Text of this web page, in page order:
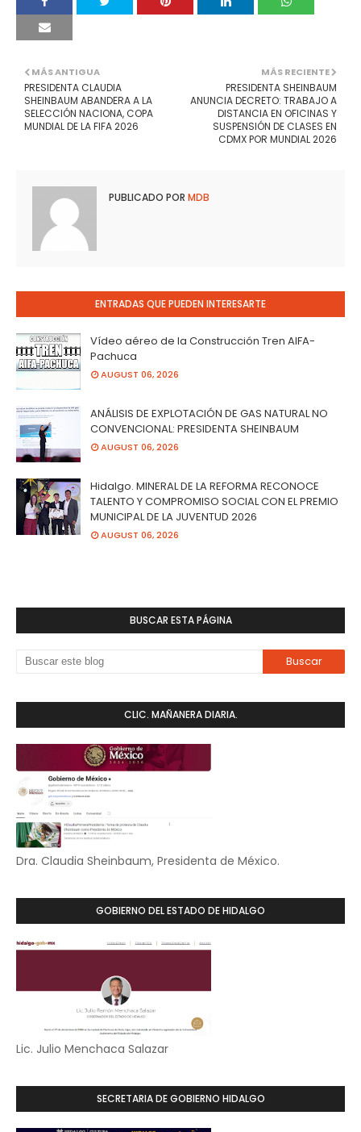
MÁS RECIENTE
PRESIDENTA SHEINBAUM
ANUNCIA DECRETO: TRABAJO A
DISTANCIA EN OFICINAS Y
SUSPENSIÓN DE CLASES EN
CDMX POR MUNDIAL 2026
MÁS ANTIGUA
PRESIDENTA CLAUDIA
SHEINBAUM ABANDERA A LA
SELECCIÓN NACIONA, COPA
MUNDIAL DE LA FIFA 2026
PUBLICADO POR MDB
ENTRADAS QUE PUEDEN INTERESARTE
Vídeo aéreo de la Construcción Tren AIFA-
Pachuca
AUGUST 06, 2026
ANÁLISIS DE EXPLOTACIÓN DE GAS NATURAL NO
CONVENCIONAL: PRESIDENTA SHEINBAUM
AUGUST 06, 2026
Hidalgo. MINERAL DE LA REFORMA RECONOCE
TALENTO Y COMPROMISO SOCIAL CON EL PREMIO
MUNICIPAL DE LA JUVENTUD 2026
AUGUST 06, 2026
BUSCAR ESTA PÁGINA
CLIC. MAÑANERA DIARIA.
Dra. Claudia Sheinbaum, Presidenta de México.
GOBIERNO DEL ESTADO DE HIDALGO
Lic. Julio Menchaca Salazar
SECRETARIA DE GOBIERNO HIDALGO